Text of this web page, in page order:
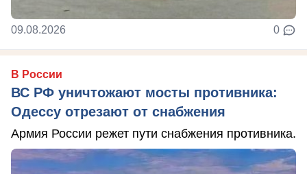
09.08.2026 0
В России
ВС РФ уничтожают мосты противника:
Одессу отрезают от снабжения
Армия России режет пути снабжения противника.